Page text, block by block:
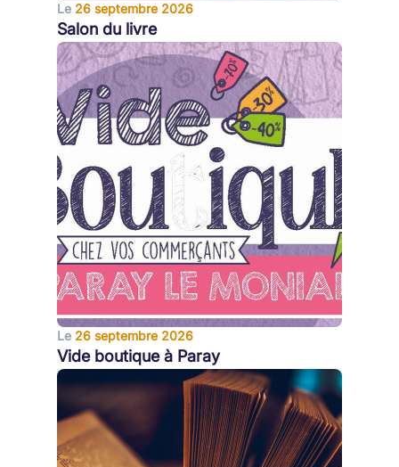
Le 26 septembre 2026
Salon du livre
Le 26 septembre 2026
Vide boutique à Paray